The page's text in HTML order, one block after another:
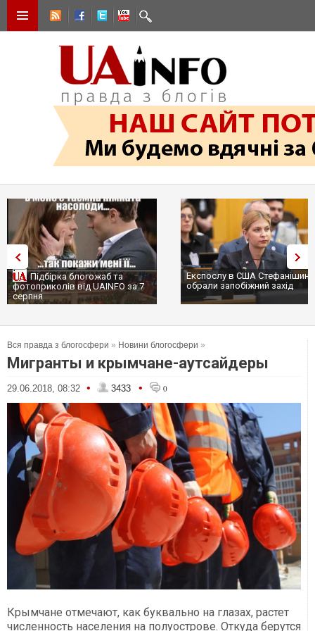
Підбірка блогожаб та
фотоприколів від UAINFO за 7
серпня
Експослу в США Стефанішиній
обрали запобіжний захід
Вся правда з блогосфери » Новини блогосфери »
Мигранты и крымчане-аутсайдеры
29.06.2018, 08:32 • 3433 • 0
Крымчане отмечают, как буквально на глазах, растет
численность населения на полуострове. Откуда берутся